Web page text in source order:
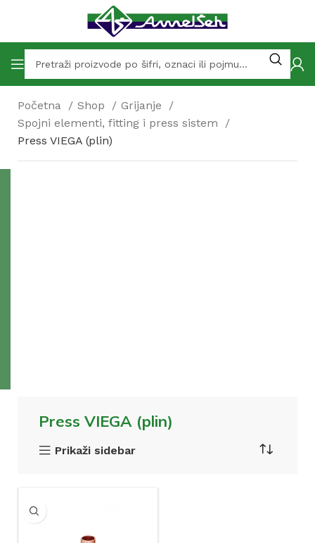
Početna Shop
Grijanje
Spojni elementi, fitting i press sistem
Press VIEGA (plin)
Press VIEGA (plin)
Prikaži sidebar